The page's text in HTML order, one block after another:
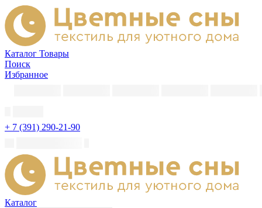
Каталог Товары
Поиск
Избранное
+ 7 (391) 290-21-90
Каталог